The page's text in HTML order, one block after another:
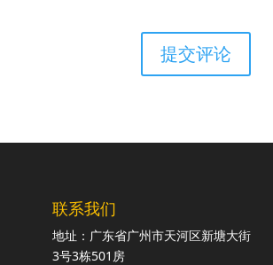
联系我们
地址：广东省广州市天河区新塘大街
3号3栋501房